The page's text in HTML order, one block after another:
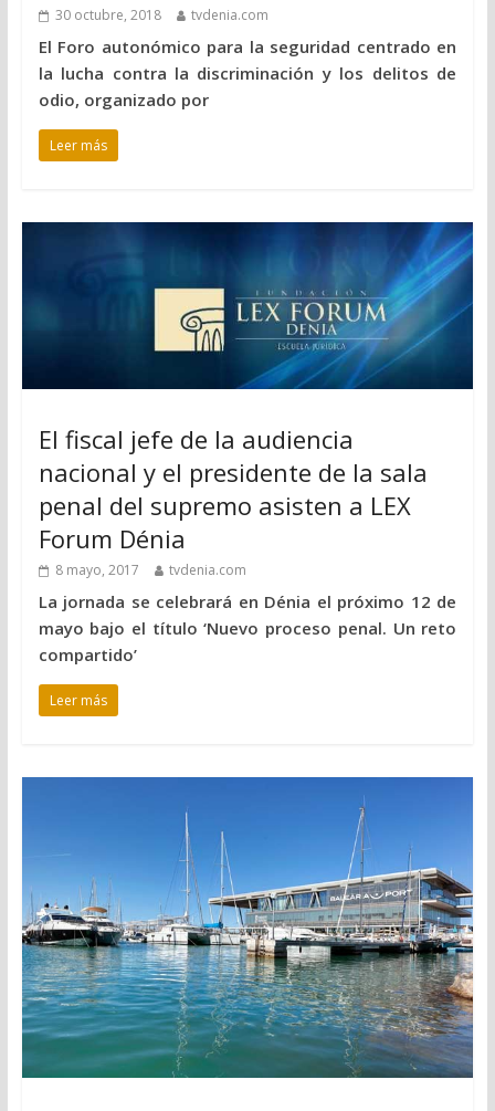
30 octubre, 2018 tvdenia.com
El Foro autonómico para la seguridad centrado en
la lucha contra la discriminación y los delitos de
odio, organizado por
Leer más
El fiscal jefe de la audiencia
nacional y el presidente de la sala
penal del supremo asisten a LEX
Forum Dénia
8 mayo, 2017 tvdenia.com
La jornada se celebrará en Dénia el próximo 12 de
mayo bajo el título ‘Nuevo proceso penal. Un reto
compartido’
Leer más